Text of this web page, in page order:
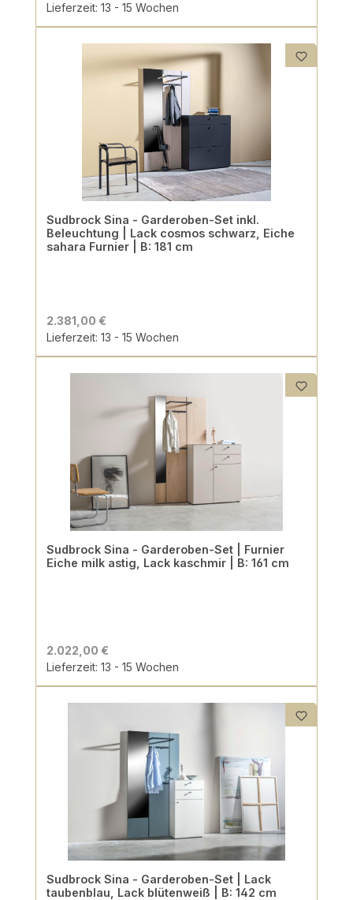
Lieferzeit: 13 - 15 Wochen
Sudbrock Sina - Garderoben-Set inkl.
Beleuchtung | Lack cosmos schwarz, Eiche
sahara Furnier | B: 181 cm
2.381,00 €
Lieferzeit: 13 - 15 Wochen
Sudbrock Sina - Garderoben-Set | Furnier
Eiche milk astig, Lack kaschmir | B: 161 cm
2.022,00 €
Lieferzeit: 13 - 15 Wochen
Sudbrock Sina - Garderoben-Set | Lack
taubenblau, Lack blütenweiß | B: 142 cm